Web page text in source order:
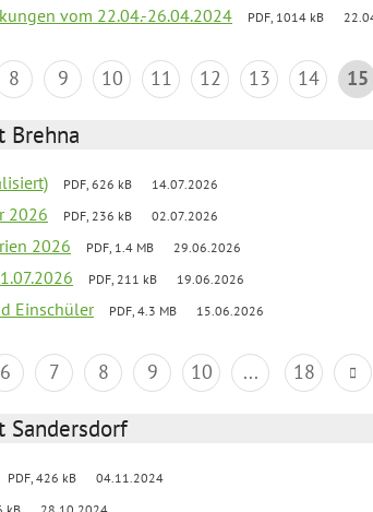
vom 22.04.-26.04.2024 PDF, 1014 kB
8 9 10 11 12 13 14 15
Brehna
PDF, 626 kB 14.07.2026
2026 PDF, 236 kB 02.07.2026
2026 PDF, 1.4 MB 29.06.2026
PDF, 211 kB 19.06.2026
Einschüler PDF, 4.3 MB 15.06.2026
6 7 8 9 10 ... 18
Sandersdorf
PDF, 426 kB 04.11.2024